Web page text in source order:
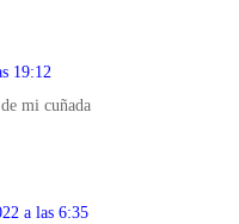
19:12
mi cuñada
a las 6:35